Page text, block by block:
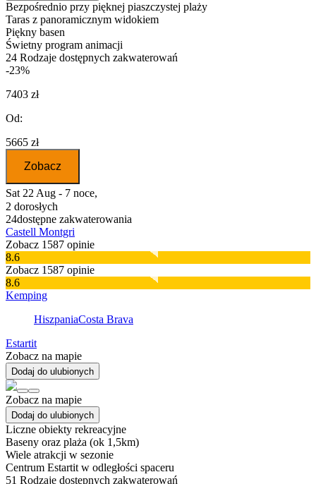
Bezpośrednio przy pięknej piaszczystej plaży
Taras z panoramicznym widokiem
Piękny basen
Świetny program animacji
24 Rodzaje dostępnych zakwaterowań
-23%
7403 zł
Od:
5665 zł
Zobacz
Sat 22 Aug - 7 noce,
2 dorosłych
24dostępne zakwaterowania
Castell Montgri
Zobacz 1587 opinie
8.6
Zobacz 1587 opinie
8.6
Kemping
HiszpaniaCosta Brava
Estartit
Zobacz na mapie
Dodaj do ulubionych
Zobacz na mapie
Dodaj do ulubionych
Liczne obiekty rekreacyjne
Baseny oraz plaża (ok 1,5km)
Wiele atrakcji w sezonie
Centrum Estartit w odległości spaceru
51 Rodzaje dostępnych zakwaterowań